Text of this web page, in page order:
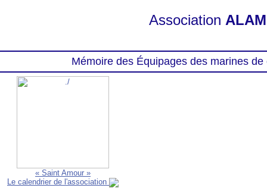
Association
Mémoire des Équipages des marines
« Saint Amour »
Le calendrier de l'association